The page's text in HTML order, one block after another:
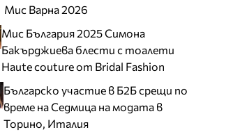
Мис Варна 2026
Мис България 2025 Симона
Бакърджиева блести с тоалети
Haute couture от Bridal Fashion
Българско участие в Б2Б срещи по
време на Седмица на модата в
Торино, Италия